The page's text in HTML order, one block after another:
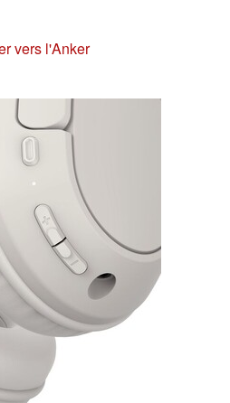
vers l'Anker